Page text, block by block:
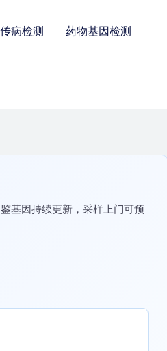
病检测 药物基因检测
基因持续更新，采样上门可预